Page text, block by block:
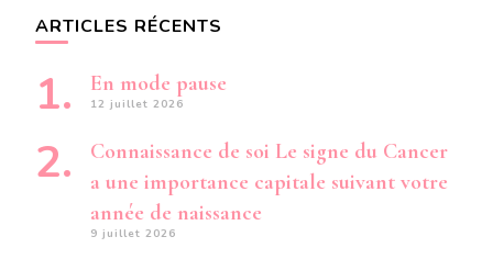
ARTICLES RÉCENTS
En mode pause
12 juillet 2026
Connaissance de soi Le signe du Cancer
a une importance capitale suivant votre
année de naissance
9 juillet 2026